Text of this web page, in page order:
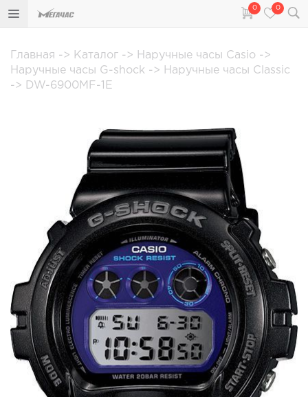
0 0
Главная -> Каталог -> Наручные часы Casio ->
Наручные часы G-shock -> Наручные часы Classic
-> DW-6900MF-1E